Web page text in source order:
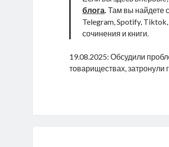
блога. Там вы найдете
Telegram, Spotify,
сочинения и книги.
19.08.2025: Обсудили
товариществах, затронули